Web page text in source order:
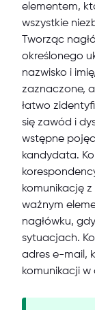
elementem,
wszystkie
Tworząc
określonego
nazwisko i
zaznaczone,
łatwo
się zawód i
wstępne
kandydata.
komunikację
ważnym
nagłówku,
sytuacjach.
adres e-mail,
komunikacji w